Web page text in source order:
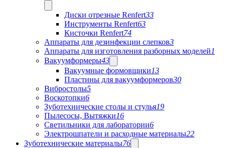
Диски отрезные Renfert33
Инструменты Renfert63
Кисточки Renfert74
Аппараты для дезинфекции слепков3
Аппараты для изготовления разборных моделей1
Вакуумформеры43
Вакуумные формовщики13
Пластины для вакуумформеров30
Вибростолы5
Воскотопки6
Зуботехнические столы и стулья19
Пылесосы, Вытяжки16
Светильники для лаборатории6
Электрошпатели и расходные материалы22
Зуботехнические материалы76